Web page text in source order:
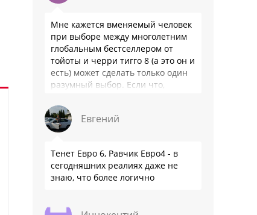
Мне кажется вменяемый человек
при выборе между многолетним
глобальным бестселлером от
тойоты и черри тигго 8 (а это он и
есть) может сделать только один
разумный выбор. Если что,
Евгений
Тенет Евро 6, Равчик Евро4 - в
сегодняшних реалиях даже не
знаю, что более логично